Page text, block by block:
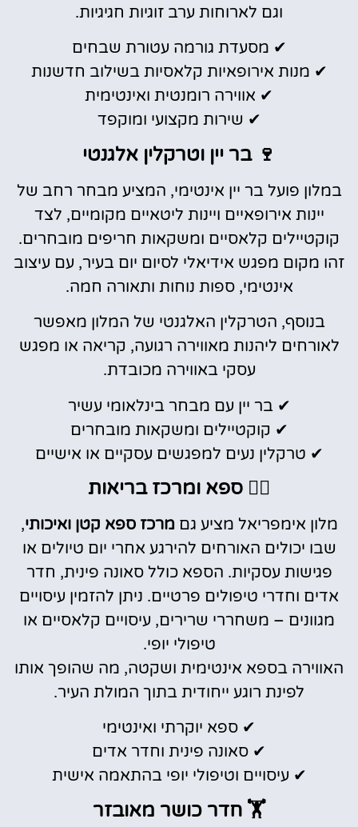
וגם לארוחות ערב זוגיות חגיגיות.
✔ מסעדת גורמה עטורת שבחים
✔ מנות אירופאיות קלאסיות בשילוב חדשנות
✔ אווירה רומנטית ואינטימית
✔ שירות מקצועי ומוקפד
🍷 בר יין וטרקלין אלגנטי
במלון פועל בר יין אינטימי, המציע מבחר רחב של
יינות אירופאיים ויינות ליטאיים מקומיים, לצד
קוקטיילים קלאסיים ומשקאות חריפים מובחרים.
זהו מקום מפגש אידיאלי לסיום יום בעיר, עם עיצוב
אינטימי, ספות נוחות ותאורה חמה.
בנוסף, הטרקלין האלגנטי של המלון מאפשר
לאורחים ליהנות מאווירה רגועה, קריאה או מפגש
עסקי באווירה מכובדת.
✔ בר יין עם מבחר בינלאומי עשיר
✔ קוקטיילים ומשקאות מובחרים
✔ טרקלין נעים למפגשים עסקיים או אישיים
🧖‍♀️ ספא ומרכז בריאות
מלון אימפריאל מציע גם מרכז ספא קטן ואיכותי,
שבו יכולים האורחים להירגע אחרי יום טיולים או
פגישות עסקיות. הספא כולל סאונה פינית, חדר
אדים וחדרי טיפולים פרטיים. ניתן להזמין עיסויים
מגוונים – משחררי שרירים, עיסויים קלאסיים או
טיפולי יופי.
האווירה בספא אינטימית ושקטה, מה שהופך אותו
לפינת רוגע ייחודית בתוך המולת העיר.
✔ ספא יוקרתי ואינטימי
✔ סאונה פינית וחדר אדים
✔ עיסויים וטיפולי יופי בהתאמה אישית
🏋️ חדר כושר מאובזר